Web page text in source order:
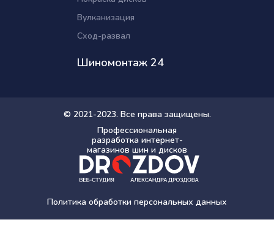
Вулканизация
Сход-развал
Шиномонтаж 24
© 2021-2023. Все права защищены.
Профессиональная
разработка интернет-
магазинов шин и дисков
Политика обработки персональных данных